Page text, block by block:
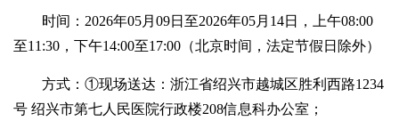
时间： 2026年05月09日至2026年05月14日，上午08:00
至11:30，下午14:00至17:00（北京时间，法定节假日除外）
方式： ①现场送达：浙江省绍兴市越城区胜利西路1234
号 绍兴市第七人民医院行政楼208信息科办公室；